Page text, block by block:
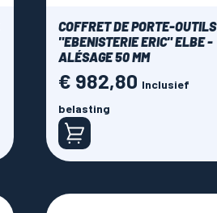
COFFRET DE PORTE-OUTILS
"EBENISTERIE ERIC" ELBE -
ALÉSAGE 50 MM
Prijs
€ 982,80 Inclusief
belasting